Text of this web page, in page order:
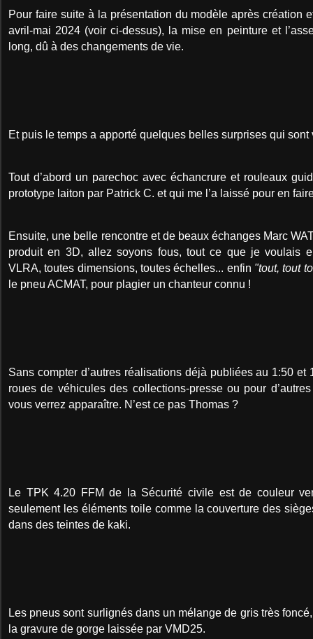
Pour faire suite à la présentation du modèle après création
avril-mai 2024 (voir ci-dessus), la mise en peinture et
long, dû à des changements de vie.
Et puis le temps a apporté quelques belles surprises qui sont
Tout d’abord un parechoc avec échancrure et rouleaux
prototype laiton par Patrick C. et qui me l’a laissé pour en
Ensuite, une belle rencontre et de beaux échanges Marc
produit en 3D, allez soyons fous, tout ce que je voulais
VLRA, toutes dimensions, toutes échelles... enfin "tout, tout
le pneu ACMAT, pour plagier un chanteur connu !
Sans compter d’autres réalisations déjà publiées au 1:50 et
roues de véhicules des collections-presse ou pour
vous verrez apparaître. N’est ce pas Thomas ?
Le TPK 4.20 FFM de la Sécurité civile est de couleur
seulement les éléments toile comme la couverture des
dans des teintes de kaki.
Les pneus sont surlignés dans un mélange de gris très
la gravure de gorge laissée par VMD25.